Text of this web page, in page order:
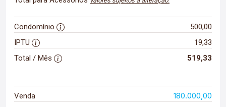
Condomínio
500,00
IPTU
19,33
Total / Mês
519,33
Venda 180.000,00